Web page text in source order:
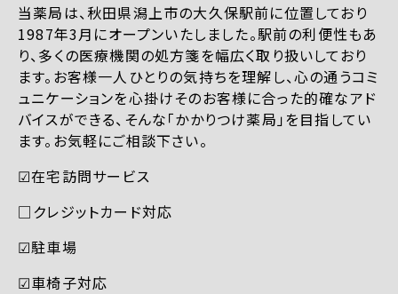
当薬局は、秋田県潟上市の大久保駅前に位置しており
1987年3月にオープンいたしました。駅前の利便性もあ
り、多くの医療機関の処方箋を幅広く取り扱いしており
ます。お客様一人ひとりの気持ちを理解し、心の通うコミ
ュニケーションを心掛けそのお客様に合った的確なアド
バイスができる、そんな「かかりつけ薬局」を目指してい
ます。お気軽にご相談下さい。
☑︎在宅訪問サービス
□クレジットカード対応
☑︎駐車場
☑︎車椅子対応